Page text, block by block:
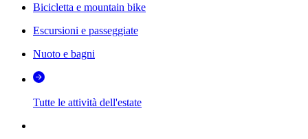
Bicicletta e mountain bike
Escursioni e passeggiate
Nuoto e bagni
Tutte le attività dell'estate